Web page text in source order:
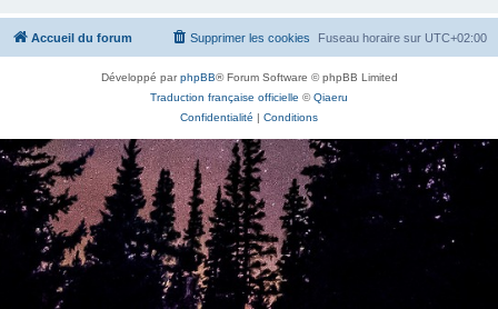
Accueil du forum Fuseau horaire sur UTC+02:00
Supprimer les cookies
Développé parphpBB® Forum Software © phpBB Limited
Traduction française officielle ©Qiaeru
Confidentialité | Conditions